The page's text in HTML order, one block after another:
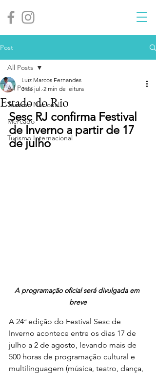
Post
All Posts
Turismo Nacional
Mercado
Turismo Internacional
All Posts
Estado do Rio
Luiz Marcos Fernandes
3 de jul. 2 min de leitura
Sesc RJ confirma Festival
de Inverno a partir de 17
de julho
A programação oficial será divulgada em
breve
A 24ª edição do Festival Sesc de
Inverno acontece entre os dias 17 de
julho a 2 de agosto, levando mais de
500 horas de programação cultural e
multilinguagem (música, teatro, dança,